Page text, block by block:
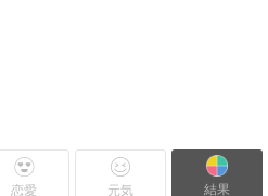
恋愛 元気 結果